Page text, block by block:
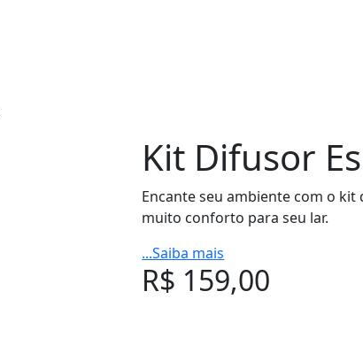
Kit Difusor
Encante seu ambiente com o
muito conforto para seu lar.
...Saiba mais
R$ 159,00